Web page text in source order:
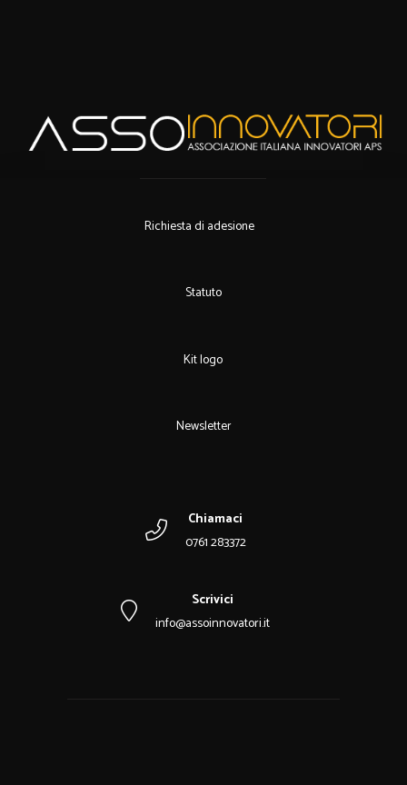
Richiesta di adesione
Statuto
Kit logo
Newsletter
Chiamaci
0761 283372
Scrivici
info@assoinnovatori.it